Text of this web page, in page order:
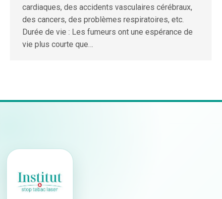
cardiaques, des accidents vasculaires cérébraux,
des cancers, des problèmes respiratoires, etc.
Durée de vie : Les fumeurs ont une espérance de
vie plus courte que…